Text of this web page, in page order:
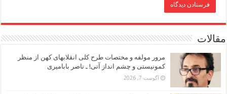
مقالات
مرور مولفه و مختصات طرح کلی انقلابهای کهن از منظر
کمونیستی و چشم انداز آتی! ـ ناصر بابامیری
آگوست 7, 2026